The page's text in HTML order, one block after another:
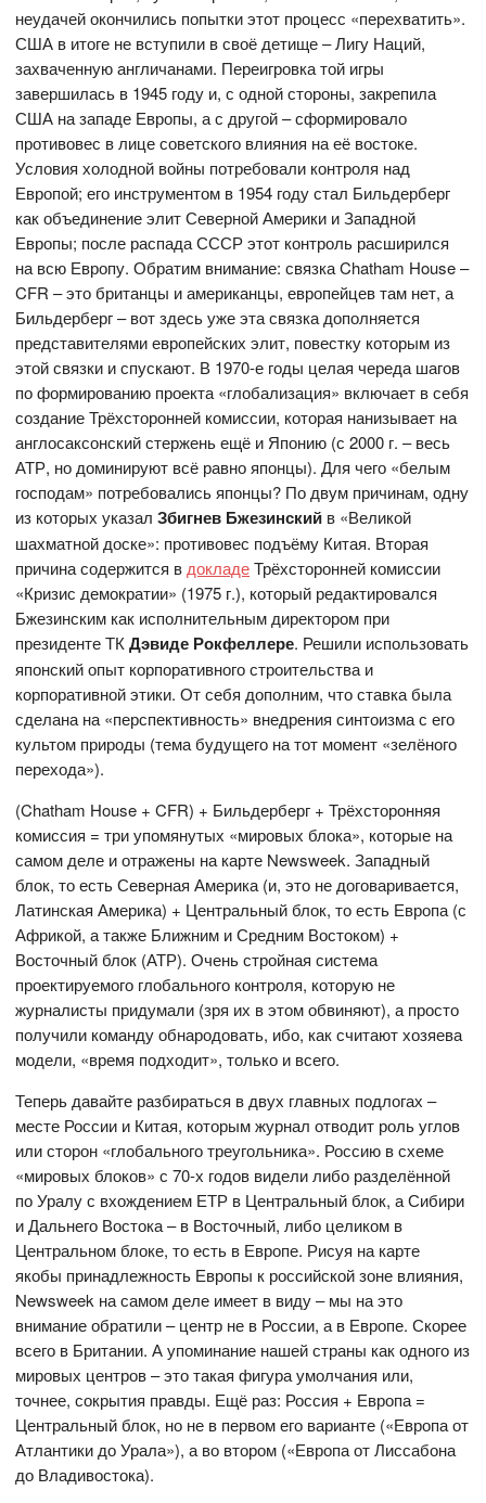
неудачей окончились попытки этот процесс «перехватить».
США в итоге не вступили в своё детище – Лигу Наций,
захваченную англичанами. Переигровка той игры
завершилась в 1945 году и, с одной стороны, закрепила
США на западе Европы, а с другой – сформировало
противовес в лице советского влияния на её востоке.
Условия холодной войны потребовали контроля над
Европой; его инструментом в 1954 году стал Бильдерберг
как объединение элит Северной Америки и Западной
Европы; после распада СССР этот контроль расширился
на всю Европу. Обратим внимание: связка Chatham House –
CFR – это британцы и американцы, европейцев там нет, а
Бильдерберг – вот здесь уже эта связка дополняется
представителями европейских элит, повестку которым из
этой связки и спускают. В 1970-е годы целая череда шагов
по формированию проекта «глобализация» включает в себя
создание Трёхсторонней комиссии, которая нанизывает на
англосаксонский стержень ещё и Японию (с 2000 г. – весь
АТР, но доминируют всё равно японцы). Для чего «белым
господам» потребовались японцы? По двум причинам, одну
из которых указалЗбигнев Бжезинский в «Великой
шахматной доске»: противовес подъёму Китая. Вторая
причина содержится вдокладеТрёхсторонней комиссии
«Кризис демократии» (1975 г.), который редактировался
Бжезинским как исполнительным директором при
президенте ТКДэвиде Рокфеллере. Решили использовать
японский опыт корпоративного строительства и
корпоративной этики. От себя дополним, что ставка была
сделана на «перспективность» внедрения синтоизма с его
культом природы (тема будущего на тот момент «зелёного
перехода»).
(Chatham House + CFR) + Бильдерберг + Трёхсторонняя
комиссия = три упомянутых «мировых блока», которые на
самом деле и отражены на карте Newsweek. Западный
блок, то есть Северная Америка (и, это не договаривается,
Латинская Америка) + Центральный блок, то есть Европа (с
Африкой, а также Ближним и Средним Востоком) +
Восточный блок (АТР). Очень стройная система
проектируемого глобального контроля, которую не
журналисты придумали (зря их в этом обвиняют), а просто
получили команду обнародовать, ибо, как считают хозяева
модели, «время подходит», только и всего.
Теперь давайте разбираться в двух главных подлогах –
месте России и Китая, которым журнал отводит роль углов
или сторон «глобального треугольника». Россию в схеме
«мировых блоков» с 70-х годов видели либо разделённой
по Уралу с вхождением ЕТР в Центральный блок, а Сибири
и Дальнего Востока – в Восточный, либо целиком в
Центральном блоке, то есть в Европе. Рисуя на карте
якобы принадлежность Европы к российской зоне влияния,
Newsweek на самом деле имеет в виду – мы на это
внимание обратили – центр не в России, а в Европе. Скорее
всего в Британии. А упоминание нашей страны как одного из
мировых центров – это такая фигура умолчания или,
точнее, сокрытия правды. Ещё раз: Россия + Европа =
Центральный блок, но не в первом его варианте («Европа от
Атлантики до Урала»), а во втором («Европа от Лиссабона
до Владивостока).